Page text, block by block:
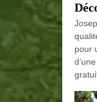
pour